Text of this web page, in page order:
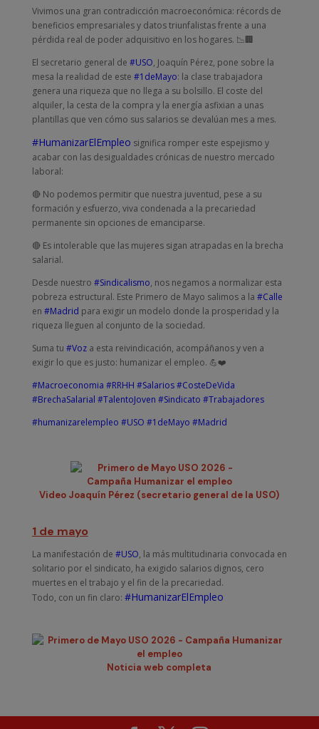
Vivimos una gran contradicción macroeconómica: récords de
beneficios empresariales y datos triunfalistas frente a una
pérdida real de poder adquisitivo en los hogares. 📉🏢
El secretario general de #USO, Joaquín Pérez, pone sobre la
mesa la realidad de este #1deMayo: la clase trabajadora
genera una riqueza que no llega a su bolsillo. El coste del
alquiler, la cesta de la compra y la energía asfixian a unas
plantillas que ven cómo sus salarios se devalúan mes a mes.
#HumanizarElEmpleo significa romper este espejismo y
acabar con las desigualdades crónicas de nuestro mercado
laboral:
🔴 No podemos permitir que nuestra juventud, pese a su
formación y esfuerzo, viva condenada a la precariedad
permanente sin opciones de emanciparse.
🔴 Es intolerable que las mujeres sigan atrapadas en la brecha
salarial.
Desde nuestro #Sindicalismo, nos negamos a normalizar esta
pobreza estructural. Este Primero de Mayo salimos a la #Calle
en #Madrid para exigir un modelo donde la prosperidad y la
riqueza lleguen al conjunto de la sociedad.
Suma tu #Voza esta reivindicación, acompáñanos y ven a
exigir lo que es justo: humanizar el empleo. 💪❤️
#Macroeconomia #RRHH #Salarios#CosteDeVida
#BrechaSalarial #TalentoJoven #Sindicato #Trabajadores
#humanizarelempleo #USO #1deMayo #Madrid
Video Joaquín Pérez (secretario general de la USO)
1 de mayo
La manifestación de #USO, la más multitudinaria convocada en
solitario por el sindicato, ha exigido salarios dignos, cero
muertes en el trabajo y el fin de la precariedad.
Todo, con un fin claro: #HumanizarElEmpleo
Noticia web completa